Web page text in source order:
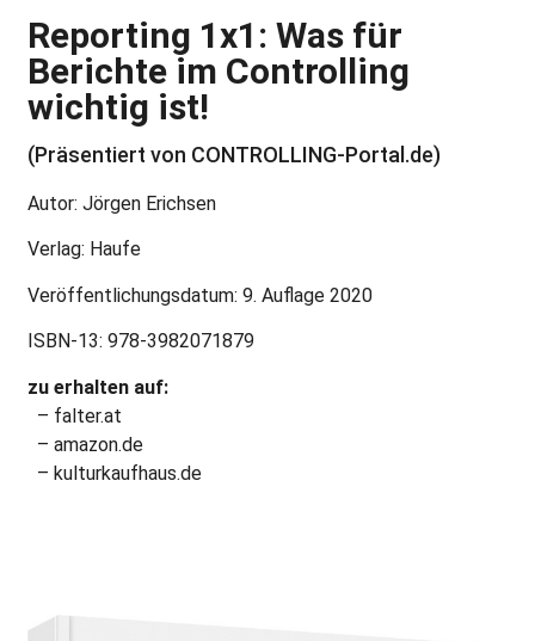
Reporting 1x1: Was für
Berichte im Controlling
wichtig ist!
(Präsentiert von CONTROLLING-Portal.de)
Autor: Jörgen Erichsen
Verlag: Haufe
Veröffentlichungsdatum: 9. Auflage 2020
ISBN-13: 978-3982071879
zu erhalten auf:
– falter.at
– amazon.de
– kulturkaufhaus.de